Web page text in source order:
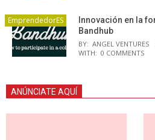
EmprendedorES
Innovación en la
Bandhub
BY: ANGEL VENTURES
WITH: 0 COMMENTS
ANÚNCIATE AQUÍ